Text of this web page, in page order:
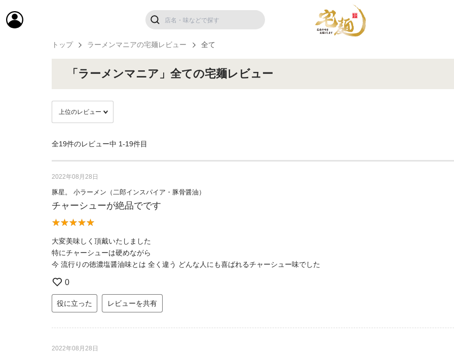
トップ ラーメンマニアの宅麺レビュー 全て
「ラーメンマニア」全ての宅麺レビュー
全19件のレビュー中 1-19件目
2022年08月28日
豚星。 小ラーメン（二郎インスパイア・豚骨醤油）
チャーシューが絶品でです
大変美味しく頂戴いたしました
特にチャーシューは硬めながら
今 流行りの徳濃塩醤油味とは 全く違う どんな人にも喜ばれるチャーシュー味でした
0
役に立った レビューを共有
2022年08月28日